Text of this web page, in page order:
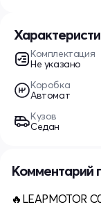
Комплектация
Не указано
Коробка
Автомат
Кузов
Седан
Комментарий
🔥LEAPMOTOR